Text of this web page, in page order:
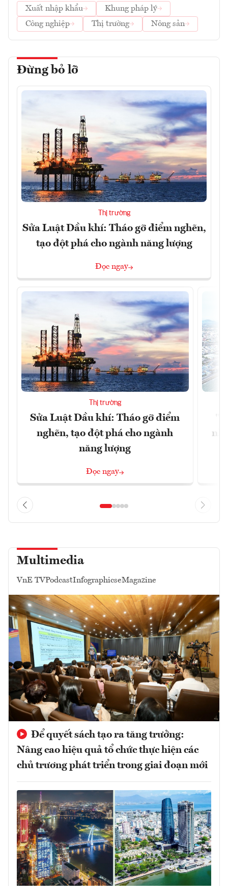
Xuất nhập khẩu
Khung pháp lý
Công nghiệp
Thị trường Nông sản
Đừng bỏ lỡ
Thị trường
Sửa Luật Dầu khí: Tháo gỡ điểm nghẽn,
tạo đột phá cho ngành năng lượng
Đọc ngay
Thị trường
Sửa Luật Dầu khí: Tháo gỡ điểm
nghẽn, tạo đột phá cho ngành
năng lượng
Đọc ngay
Multimedia
VnE TVPodcastInfographicseMagazine
Để quyết sách tạo ra tăng trưởng:
Nâng cao hiệu quả tổ chức thực hiện các
chủ trương phát triển trong giai đoạn mới